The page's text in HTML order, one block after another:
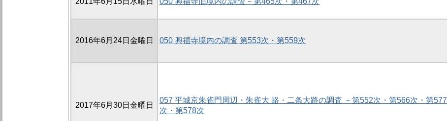
2016年6月24日金曜日 050 興福寺境内の調査 第553次・第559次
2017年6月30日金曜日
057 平城京朱雀門周辺・朱雀大 路・二条大路の調査 －第552次・第566次・第577
次・第578次